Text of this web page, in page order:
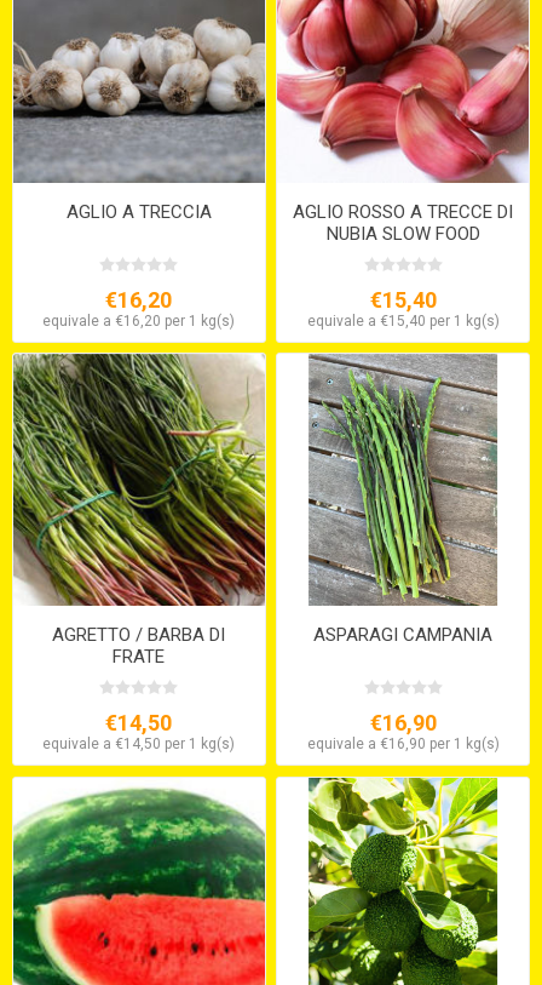
AGLIO A TRECCIA
€16,20
equivale a €16,20 per 1 kg(s)
AGLIO ROSSO A TRECCE DI
NUBIA SLOW FOOD
€15,40
equivale a €15,40 per 1 kg(s)
AGRETTO / BARBA DI
FRATE
€14,50
equivale a €14,50 per 1 kg(s)
ASPARAGI CAMPANIA
€16,90
equivale a €16,90 per 1 kg(s)